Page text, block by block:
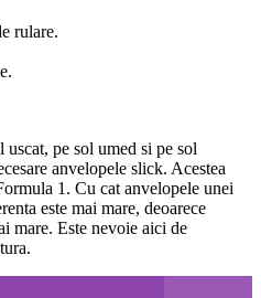
rulare.
pe sol umed si pe sol
anvelopele slick. Acestea
1. Cu cat anvelopele unei
este mai mare, deoarece
mare. Este nevoie aici de